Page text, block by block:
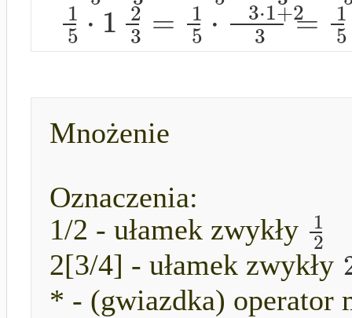
1
5 ⋅1 2
3 = 1
5 ⋅ 3⋅1+2
3 = 1
5
Mnożenie
Oznaczenia:
1/2 - ułamek zwykły 1
2
2[3/4] - ułamek zwykły
* - (gwiazdka) operator